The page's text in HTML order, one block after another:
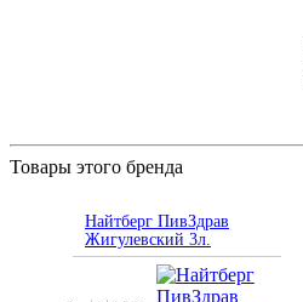
Товары этого бренда
Найтберг ПивЗдрав
Жигулевский 3л.